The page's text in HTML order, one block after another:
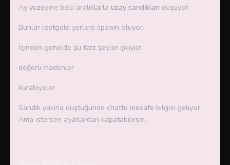
Ay yüzeyine belli aralıklarla uzay sandıkları düşüyor.
Bunlar rastgele yerlere spawn oluyor.
İçinden genelde şu tarz şeyler çıkıyor:
değerli madenler
kurabiyeler
Sandık yakına düştüğünde chatte mesafe bilgisi geliyor.
Ama istersen ayarlardan kapatabilirsin.